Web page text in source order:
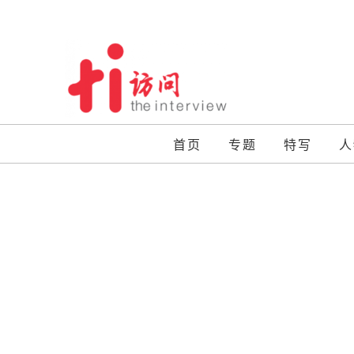
首页 专题 特写